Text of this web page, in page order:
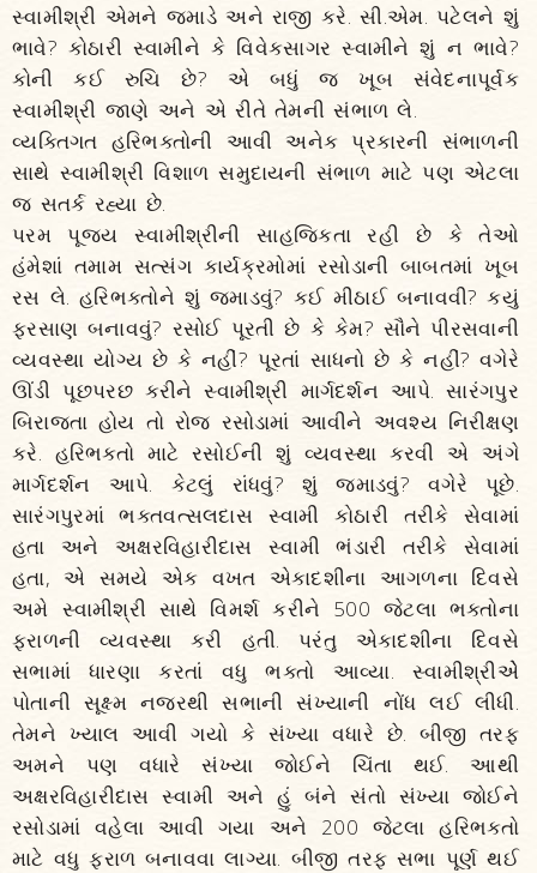
સ્વામીશ્રી એમને જમાડે અને રાજી કરે. સી.એમ. પટેલને શું
ભાવે? કોઠારી સ્વામીને કે વિવેકસાગર સ્વામીને શું ન ભાવે?
કોની કઈ રુચિ છે? એ બધું જ ખૂબ સંવેદનાપૂર્વક
સ્વામીશ્રી જાણે અને એ રીતે તેમની સંભાળ લે.
વ્યક્તિગત હરિભક્તોની આવી અનેક પ્રકારની સંભાળની
સાથે સ્વામીશ્રી વિશાળ સમુદાયની સંભાળ માટે પણ એટલા
જ સતર્ક રહ્યા છે.
પરમ પૂજ્ય સ્વામીશ્રીની સાહજિકતા રહી છે કે તેઓ
હંમેશાં તમામ સત્સંગ કાર્યક્રમોમાં રસોડાની બાબતમાં ખૂબ
રસ લે. હરિભક્તોને શું જમાડવું? કઈ મીઠાઈ બનાવવી? કયું
ફરસાણ બનાવવું? રસોઈ પૂરતી છે કે કેમ? સૌને પીરસવાની
વ્યવસ્થા યોગ્ય છે કે નહીં? પૂરતાં સાધનો છે કે નહીં? વગેરે
ઊંડી પૂછપરછ કરીને સ્વામીશ્રી માર્ગદર્શન આપે. સારંગપુર
બિરાજતા હોય તો રોજ રસોડામાં આવીને અવશ્ય નિરીક્ષણ
કરે. હરિભક્તો માટે રસોઈની શું વ્યવસ્થા કરવી એ અંગે
માર્ગદર્શન આપે. કેટલું રાંધવું? શું જમાડવું? વગેરે પૂછે.
સારંગપુરમાં ભક્તવત્સલદાસ સ્વામી કોઠારી તરીકે સેવામાં
હતા અને અક્ષરવિહારીદાસ સ્વામી ભંડારી તરીકે સેવામાં
હતા, એ સમયે એક વખત એકાદશીના આગળના દિવસે
અમે સ્વામીશ્રી સાથે વિમર્શ કરીને 500 જેટલા ભક્તોના
ફરાળની વ્યવસ્થા કરી હતી. પરંતુ એકાદશીના દિવસે
સભામાં ધારણા કરતાં વધુ ભક્તો આવ્યા. સ્વામીશ્રીએે
પોતાની સૂક્ષ્મ નજરથી સભાની સંખ્યાની નોંધ લઈ લીધી.
તેમને ખ્યાલ આવી ગયો કે સંખ્યા વધારે છે. બીજી તરફ
અમને પણ વધારે સંખ્યા જોઈને ચિંતા થઈ. આથી
અક્ષરવિહારીદાસ સ્વામી અને હું બંને સંતો સંખ્યા જોઈને
રસોડામાં વહેલા આવી ગયા અને 200 જેટલા હરિભક્તો
માટે વધુ ફરાળ બનાવવા લાગ્યા. બીજી તરફ સભા પૂર્ણ થઈ